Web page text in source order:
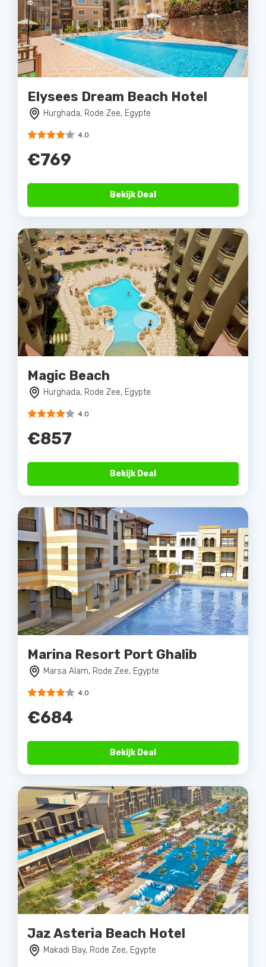
Elysees Dream Beach Hotel
Hurghada, Rode Zee, Egypte
4.0
€769
Bekijk Deal
Magic Beach
Hurghada, Rode Zee, Egypte
4.0
€857
Bekijk Deal
Marina Resort Port Ghalib
Marsa Alam, Rode Zee, Egypte
4.0
€684
Bekijk Deal
Jaz Asteria Beach Hotel
Makadi Bay, Rode Zee, Egypte